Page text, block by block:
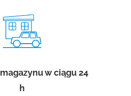
w ciągu 24
h